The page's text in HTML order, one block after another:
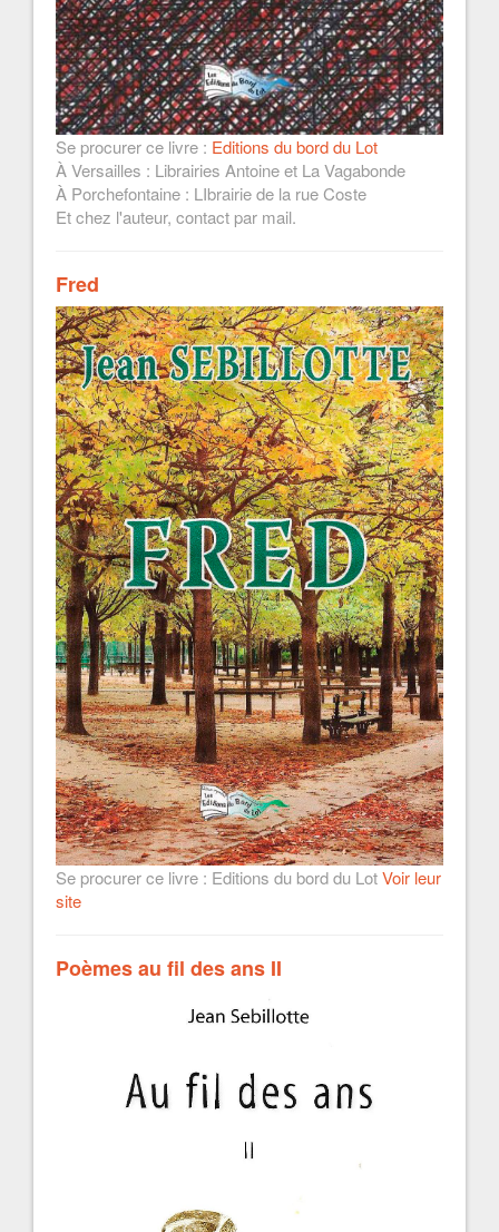
Se procurer ce livre : Editions du bord du Lot
À Versailles : Librairies Antoine et La Vagabonde
À Porchefontaine : LIbrairie de la rue Coste
Et chez l'auteur, contact par mail.
Fred
Se procurer ce livre : Editions du bord du LotVoir leur
site
Poèmes au fil des ans II